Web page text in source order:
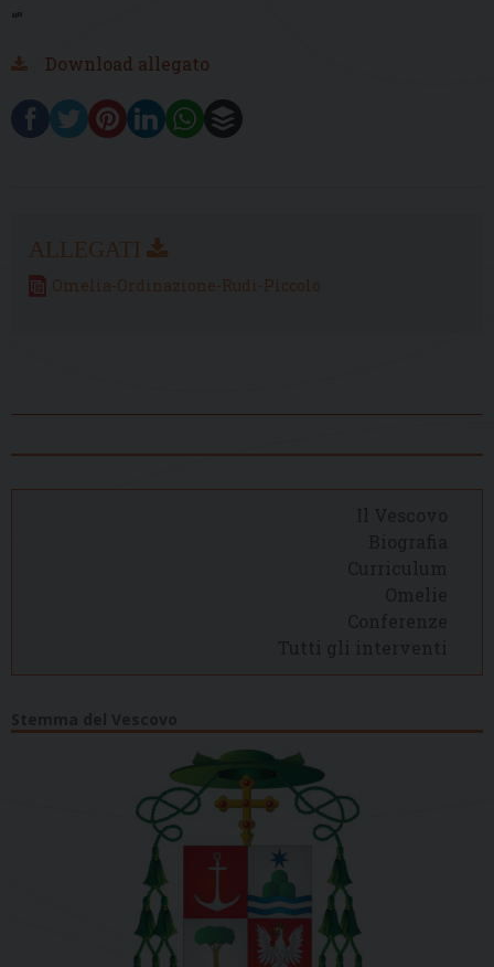
“”
Download allegato
Omelia-Ordinazione-Rudi-Piccolo